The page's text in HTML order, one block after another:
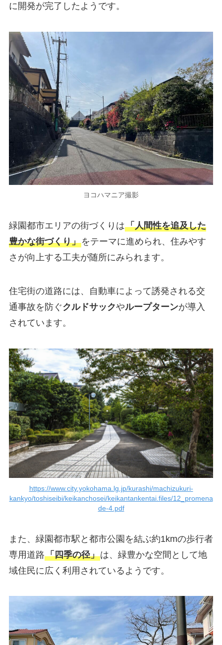
に開発が完了したようです。
ヨコハマニア撮影
緑園都市エリアの街づくりは「人間性を追及した
豊かな街づくり」をテーマに進められ、住みやす
さが向上する工夫が随所にみられます。
住宅街の道路には、自動車によって誘発される交
通事故を防ぐクルドサックやループターンが導入
されています。
https://www.city.yokohama.lg.jp/kurashi/machizukuri-
kankyo/toshiseibi/keikanchosei/keikantankentai.files/12_promena
de-4.pdf
また、緑園都市駅と都市公園を結ぶ約1kmの歩行者
専用道路「四季の径」は、緑豊かな空間として地
域住民に広く利用されているようです。